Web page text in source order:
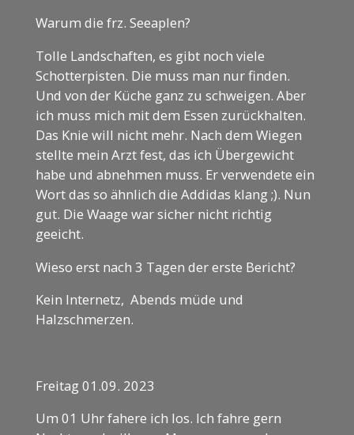
Warum die frz. Seeaplen?
Tolle Landschaften, es gibt noch viele
Schotterpisten. Die muss man nur finden.
Und von der Küche ganz zu schweigen. Aber
ich muss mich mit dem Essen zurückhalten.
Das Knie will nicht mehr. Nach dem Wiegen
stellte mein Arzt fest, das ich Übergewicht
habe und abnehmen muss. Er verwendete ein
Wort das so ähnlich die Addidas klang ;). Nun
gut. Die Waage war sicher nicht richtig
geeicht.
Wieso erst nach 3 Tagen der erste Bericht?
Kein Internetz, Abends müde und
Halzschmerzen.
Freitag 01.09. 2023
Um 01 Uhr fahere ich los. Ich fahre gern